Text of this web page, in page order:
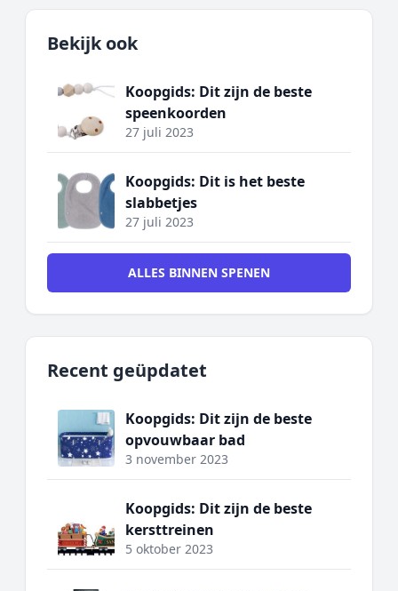
Bekijk ook
Koopgids: Dit zijn de beste
speenkoorden
27 juli 2023
Koopgids: Dit is het beste
slabbetjes
27 juli 2023
ALLES BINNEN SPENEN
Recent geüpdatet
Koopgids: Dit zijn de beste
opvouwbaar bad
3 november 2023
Koopgids: Dit zijn de beste
kersttreinen
5 oktober 2023